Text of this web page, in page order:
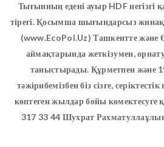
Тығынның едені ауыр HDF негізгі
тірегі. Қосымша шығындарсыз
(www.EcoPol.Uz) Ташкентте және
аймақтарында жеткізумен,
таныстырады. Құрметпен және
тәжірибемізбен біз сізге,
көптеген жылдар бойы
317 33 44 Шухрат